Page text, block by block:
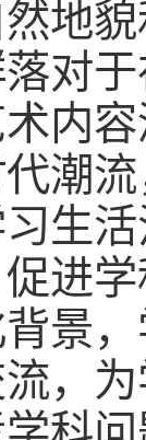
地
对
内
潮
生
进
景
，